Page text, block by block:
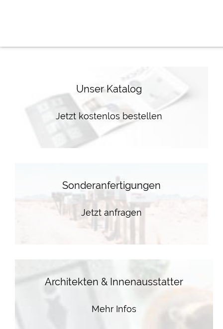
Unser Katalog
Jetzt kostenlos bestellen
Sonderanfertigungen
Jetzt anfragen
Architekten & Innenausstatter
Mehr Infos